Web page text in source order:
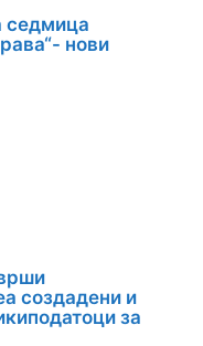
седмица
нови
создадени и
за